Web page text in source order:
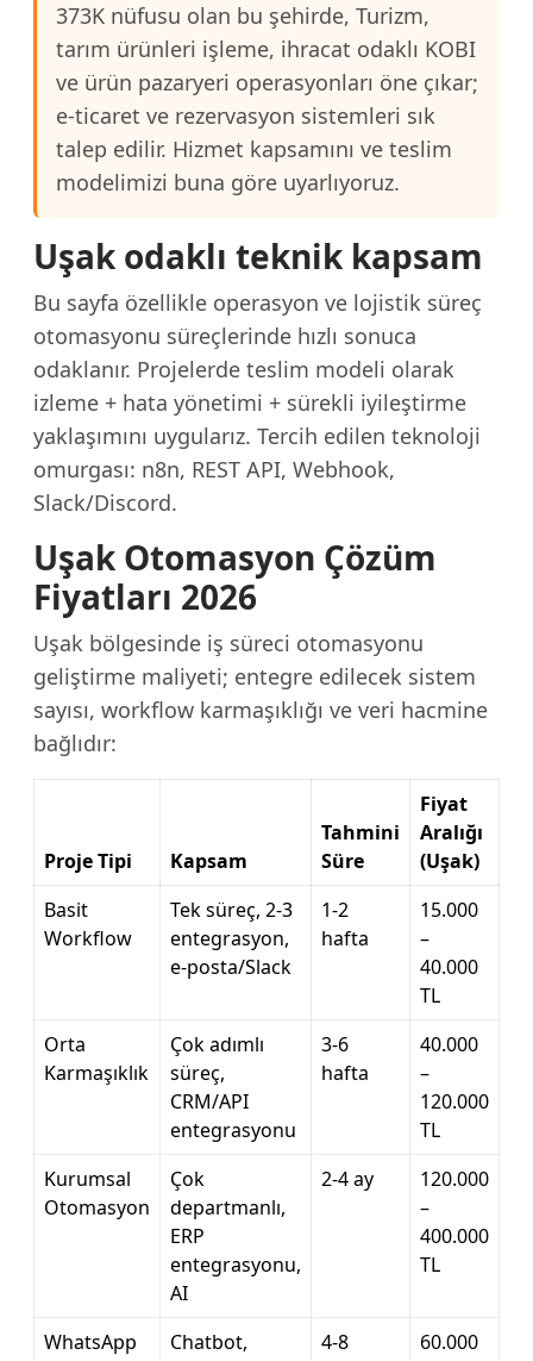
373K nüfusu olan bu şehirde, Turizm,
tarım ürünleri işleme, ihracat odaklı KOBI
ve ürün pazaryeri operasyonları öne çıkar;
e-ticaret ve rezervasyon sistemleri sık
talep edilir. Hizmet kapsamını ve teslim
modelimizi buna göre uyarlıyoruz.
Uşak odaklı teknik kapsam
Bu sayfa özellikle operasyon ve lojistik süreç
otomasyonu süreçlerinde hızlı sonuca
odaklanır. Projelerde teslim modeli olarak
izleme + hata yönetimi + sürekli iyileştirme
yaklaşımını uygularız. Tercih edilen teknoloji
omurgası: n8n, REST API, Webhook,
Slack/Discord.
Uşak Otomasyon Çözüm
Fiyatları 2026
Uşak bölgesinde iş süreci otomasyonu
geliştirme maliyeti; entegre edilecek sistem
sayısı, workflow karmaşıklığı ve veri hacmine
bağlıdır:
Proje Tipi Kapsam
Tahmini
Süre
Fiyat
Aralığı
(Uşak)
Basit
Workflow
Tek süreç, 2-3
entegrasyon,
e-posta/Slack
1-2
hafta
15.000
–
40.000
TL
Orta
Karmaşıklık
Çok adımlı
süreç,
CRM/API
entegrasyonu
3-6
hafta
40.000
–
120.000
TL
Kurumsal
Otomasyon
Çok
departmanlı,
ERP
entegrasyonu,
AI
2-4 ay
120.000
–
400.000
TL
WhatsApp
Chatbot,
4-8
60.000